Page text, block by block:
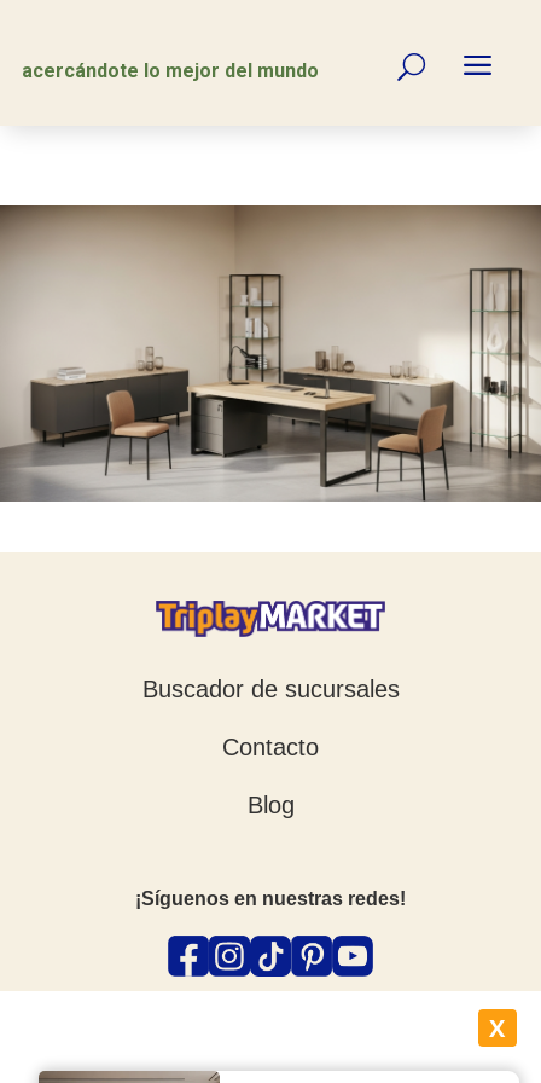
acercándote lo mejor del mundo U a
Buscador de sucursales
Contacto
Blog
¡Síguenos en nuestras redes!
X